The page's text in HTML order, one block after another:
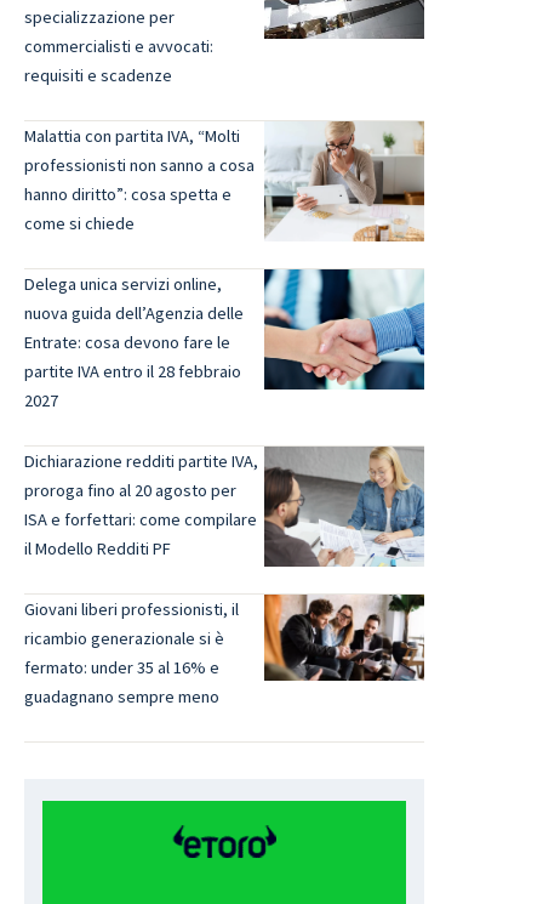
specializzazione per
commercialisti e avvocati:
requisiti e scadenze
Malattia con partita IVA, “Molti
professionisti non sanno a cosa
hanno diritto”: cosa spetta e
come si chiede
Delega unica servizi online,
nuova guida dell’Agenzia delle
Entrate: cosa devono fare le
partite IVA entro il 28 febbraio
2027
Dichiarazione redditi partite IVA,
proroga fino al 20 agosto per
ISA e forfettari: come compilare
il Modello Redditi PF
Giovani liberi professionisti, il
ricambio generazionale si è
fermato: under 35 al 16% e
guadagnano sempre meno